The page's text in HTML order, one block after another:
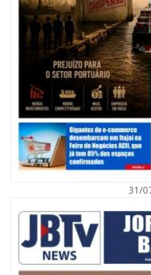
07/08/2026 | 07:00
Nem toda violência deixa marcas:
BALNEÁRIO CAMBORIÚ
31/